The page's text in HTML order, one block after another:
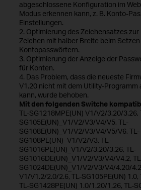
abgeschlossene Konfiguration im
Modus erkennen kann, z. B. Konto-
Einstellungen.
2. Optimierung des Zeichensatzes
Zeichen mit halber Breite beim Setzen
Kontopasswörtern.
3. Optimierung der Anzeige der
für Konten.
4. Das Problem, dass die neueste
V1.20 nicht mit dem Utility-Programm
kann, wurde behoben.
Mit den folgenden Switche
TL-SG1218MPE(UN) V1/V2/3.20/3.26,
SG105E(UN)_V1/V2/V3/V4/V5, TL-
SG108E(UN)_V1/V2/V3/V4/V5/V6, TL-
SG108PE(UN)_V1/V2/V3, TL-
SG1016PE(UN)_V1/V2/3.20/3.26, TL-
SG1016DE(UN)_V1/V2/V3/V4/V4.2,
SG1024DE(UN)_V1/V2/V3/V4/4.20/
V1/V1.2/2.0/2.6, TL-SG105PE(UN) 1.0,
TL-SG1428PE(UN) 1.0/1.20/1.26, TL-